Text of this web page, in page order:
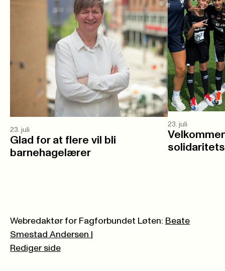
23. juli
Glad for at flere vil bli
barnehagelærer
23. juli
Webredaktør for Fagforbundet Løten: Beate
Smestad Andersen
Rediger side